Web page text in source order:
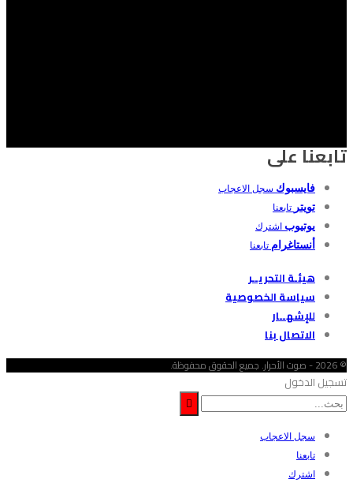
تابعنا على
فايسبوك سجل الاعجاب
تويتر تابعنا
يوتيوب اشترك
أنستاغرام تابعنا
هيئـة التحريــر
سياسة الخصوصية
للإشهــار
الاتصال بنا
© 2026 - صوت الأحرار. جميع الحقوق محفوظة.
تسجيل الدخول
سجل الاعجاب
تابعنا
اشترك